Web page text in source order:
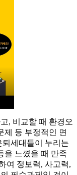
, 비교할 때 환경오
제 등 부정적인 면
퇴세대들이 누리는
을 느꼈을 때 만족
여 정보력, 사고력,